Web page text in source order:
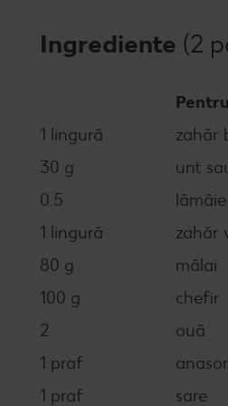
Ingrediente (2
1 lingură
zahăr
30 g
unt
0.5
1 lingură
zahăr
80 g
mălai
100 g
chefir
2
ouă
1 praf
1 praf
sare